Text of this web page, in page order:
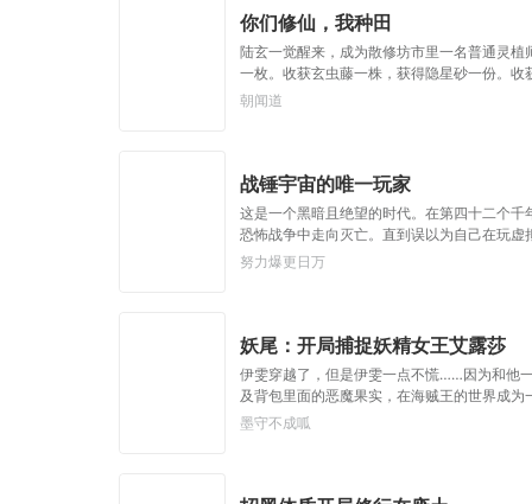
你们修仙，我种田
陆玄一觉醒来，成为散修坊市里一名普通灵
一枚。收获玄虫藤一株，获得隐星砂一份。
法，秘境探索，寻仙缘，得法宝……通通与我
朝闻道
战锤宇宙的唯一玩家
这是一个黑暗且绝望的时代。在第四十二个
恐怖战争中走向灭亡。直到误以为自己在玩
戒。”基里曼：达奇是个优秀的战士，就是不
努力爆更日万
妖尾：开局捕捉妖精女王艾露莎
伊雯穿越了，但是伊雯一点不慌……因为和他
及背包里面的恶魔果实，在海贼王的世界成
艾露莎？开局被艾琳捕捉！
墨守不成呱